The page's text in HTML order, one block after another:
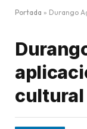
Portada » Durango
cultural